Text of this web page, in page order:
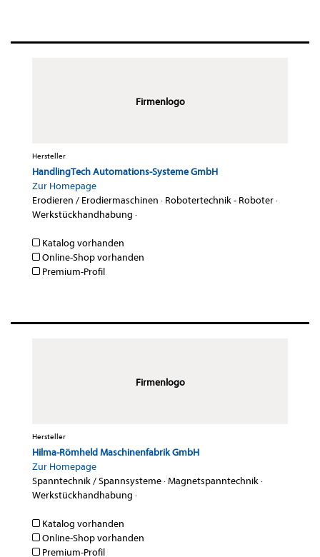
Firmenlogo
Hersteller
HandlingTech Automations-Systeme GmbH
Zur Homepage
Erodieren / Erodiermaschinen · Robotertechnik - Roboter·
Werkstückhandhabung ·
Katalog vorhanden
Online-Shop vorhanden
Premium-Profil
Firmenlogo
Hersteller
Hilma-Römheld Maschinenfabrik GmbH
Zur Homepage
Spanntechnik / Spannsysteme·Magnetspanntechnik·
Werkstückhandhabung ·
Katalog vorhanden
Online-Shop vorhanden
Premium-Profil